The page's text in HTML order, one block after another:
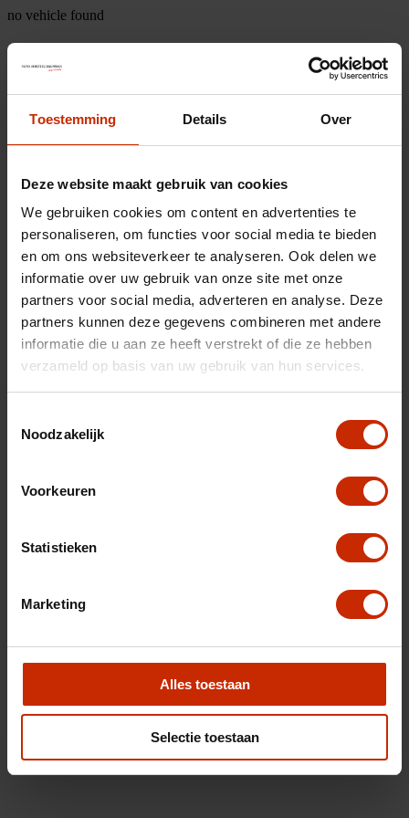
Toestemming Details Over
Deze website maakt gebruik van cookies
We gebruiken cookies om content en advertenties te
personaliseren, om functies voor social media te bieden
en om ons websiteverkeer te analyseren. Ook delen we
informatie over uw gebruik van onze site met onze
partners voor social media, adverteren en analyse. Deze
partners kunnen deze gegevens combineren met andere
informatie die u aan ze heeft verstrekt of die ze hebben
verzameld op basis van uw gebruik van hun services.
Noodzakelijk
Voorkeuren
Statistieken
Marketing
Alles toestaan
Selectie toestaan
no vehicle found